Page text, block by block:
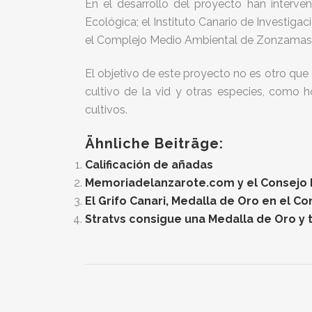
En el desarrollo del proyecto han
Ecológica; el Instituto Canario de
el Complejo Medio Ambiental de
El objetivo de este proyecto no es otro
cultivo de la vid y otras especies, como
cultivos.
Ähnliche Beiträge:
Calificación de añadas
Memoriadelanzarote.com y el
El Grifo Canari, Medalla de Oro en el
Stratvs consigue una Medalla de Oro